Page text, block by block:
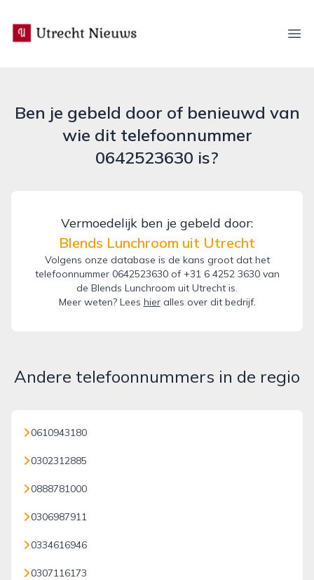
utrecht-nieuws.nl
Ben je gebeld door of benieuwd van
wie dit telefoonnummer
0642523630 is?
Vermoedelijk ben je gebeld door:
Blends Lunchroom uit Utrecht
Volgens onze database is de kans groot dat het
telefoonnummer 0642523630 of +31 6 4252 3630 van
de Blends Lunchroom uit Utrecht is.
Meer weten? Lees hieralles over dit bedrijf.
Andere telefoonnummers in de regio
0610943180
0302312885
0888781000
0306987911
0334616946
0307116173